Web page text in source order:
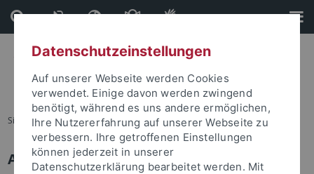
Direkt
zum
Inhalt
Direkt
zur
Fußleiste
Sie sind hier: Startseite
Anmelden
Datenschutzeinstellungen
Auf unserer Webseite werden Cookies
verwendet. Einige davon werden zwingend
benötigt, während es uns andere ermöglichen,
Ihre Nutzererfahrung auf unserer Webseite zu
verbessern. Ihre getroffenen Einstellungen
können jederzeit in unserer
Datenschutzerklärung bearbeitet werden. Mit